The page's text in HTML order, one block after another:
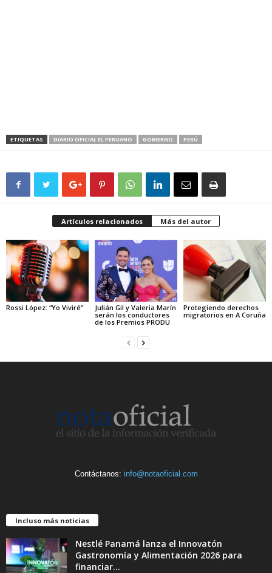
ETIQUETAS DIARIO OFICIAL EL PERUANO GOBIERNO PERÚ
Artículos relacionados Más del autor
Rossi López: “Yo Viviré”
Julián Gil y Valeria Marín
serán los conductores
de los Premios PRODU
Protegiendo derechos
migratorios en A Coruña
Contáctanos: info@notaoficial.com
Incluso más noticias
Nestlé Panamá lanza el Innovatón
Gastronomía y Alimentación 2026 para
financiar...